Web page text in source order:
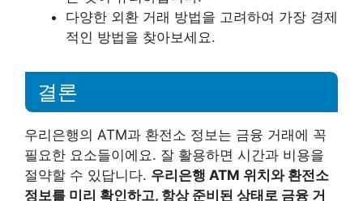
다양한 외환 거래 방법을 고려하여 가장 경제
적인 방법을 찾아보세요.
결론
우리은행의 ATM과 환전소 정보는 금융 거래에 꼭
필요한 요소들이에요. 잘 활용하면 시간과 비용을
절약할 수 있답니다. 우리은행 ATM 위치와 환전소
정보를 미리 확인하고, 항상 준비된 상태로 금융 거